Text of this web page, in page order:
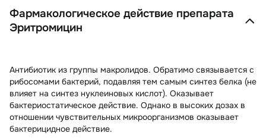
Фармакологическое действие препарата
Эритромицин
Антибиотик из группы макролидов. Обратимо связывается с
рибосомами бактерий, подавляя тем самым синтез белка (не
влияет на синтез нуклеиновых кислот). Оказывает
бактериостатическое действие. Однако в высоких дозах в
отношении чувствительных микроорганизмов оказывает
бактерицидное действие.